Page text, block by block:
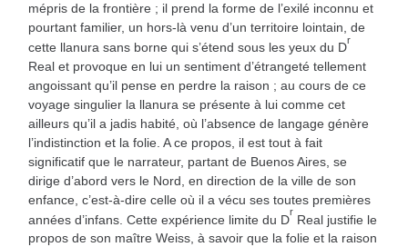
mépris de la frontière ; il prend la forme de l’exilé inconnu et
pourtant familier, un hors-là venu d’un territoire lointain, de
cette llanura sans borne qui s’étend sous les yeux du D
r
Real et provoque en lui un sentiment d’étrangeté tellement
angoissant qu’il pense en perdre la raison ; au cours de ce
voyage singulier la llanura se présente à lui comme cet
ailleurs qu’il a jadis habité, où l’absence de langage génère
l’indistinction et la folie. A ce propos, il est tout à fait
significatif que le narrateur, partant de Buenos Aires, se
dirige d’abord vers le Nord, en direction de la ville de son
enfance, c’est-à-dire celle où il a vécu ses toutes premières
années d’infans. Cette expérience limite du D
r
Real justifie le
propos de son maître Weiss, à savoir que la folie et la raison